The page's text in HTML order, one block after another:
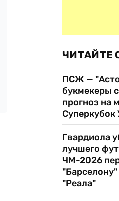
ЧИТАЙТЕ
ПСЖ —
букмекеры
прогноз на
Гвардиола
лучшего
ЧМ-2026
"Реала"